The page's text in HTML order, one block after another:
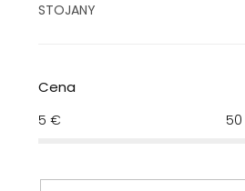
STOJANY
Cena
5 € 50